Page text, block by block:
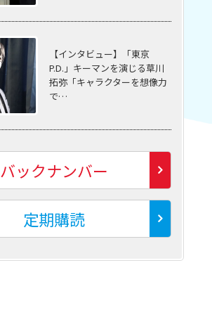
【インタビュー】「東京
P.D.」キーマンを演じる草川
拓弥「キャラクターを想像力
で…
バックナンバー
定期購読